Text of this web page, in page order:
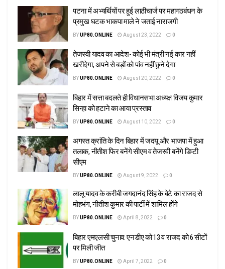
पटना में अभ्यर्थियों पर हुई लाठीचार्ज पर महागठबंधन के
प्रमुख घटक भाकपा माले ने जताई नाराजगी
BYUP80.ONLINE August 23, 2022 0
तेजस्वी यादव का आदेश- कोई भी मंत्री नई कार नहीं
खरीदेगा, अपने से बड़ों को पांव नहीं छुने देगा
BYUP80.ONLINE August 20, 2022 0
बिहार में सत्ता बदलते ही विधानसभा अध्यक्ष विजय कुमार
सिन्हा को हटाने का आया प्रस्ताव
BYUP80.ONLINE August 10, 2022 0
अगस्त क्रांति के दिन बिहार में जदयू और भाजपा में हुआ
तलाक, नीतीश फिर बनेंगे सीएम व तेजस्वी बनेंगे डिप्टी
सीएम
BYUP80.ONLINE August 9, 2022 0
लालू यादव के करीबी जगदानंद सिंह के बेटे का राजद से
मोहभंग, नीतीश कुमार की पार्टी में शामिल होंगे
BYUP80.ONLINE April 8, 2022 0
बिहार एमएलसी चुनाव: एनडीए को 13 व राजद को 6 सीटों
पर मिली जीत
BYUP80.ONLINE April 7, 2022 0